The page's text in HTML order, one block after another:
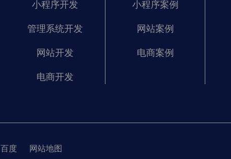
小程序案例
网站案例
电商案例
小程序开发
管理系统开发
网站开发
电商开发
百度 网站地图